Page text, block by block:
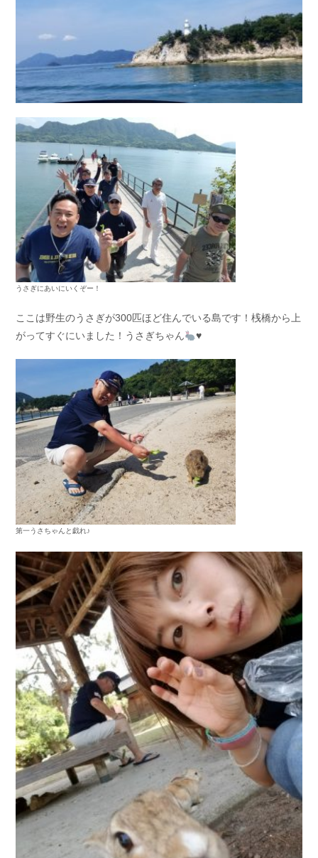
うさぎにあいにいくぞー！
ここは野生のうさぎが300匹ほど住んでいる島です！桟橋から上
がってすぐにいました！うさぎちゃん
♥️
第一うさちゃんと戯れ♪